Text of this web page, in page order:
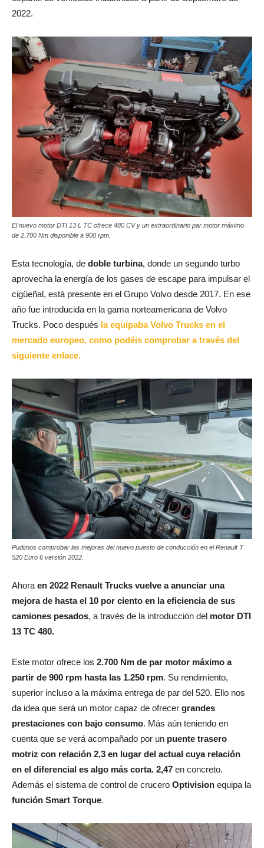
2022.
El nuevo motor DTI 13 L TC ofrece 480 CV y un extraordinario par motor máximo
de 2.700 Nm disponible a 900 rpm.
Esta tecnología, de doble turbina, donde un segundo turbo
aprovecha la energía de los gases de escape para impulsar el
cigüeñal, está presente en el Grupo Volvo desde 2017. En ese
año fue introducida en la gama norteamericana de Volvo
Trucks. Poco después la equipaba Volvo Trucks en el
mercado europeo, como podéis comprobar a través del
siguiente enlace.
Pudimos comprobar las mejoras del nuevo puesto de conducción en el Renault T
520 Euro 6 versión 2022.
Ahora en 2022 Renault Trucks vuelve a anunciar una
mejora de hasta el 10 por ciento en la eficiencia de sus
camiones pesados, a través de la introducción del motor DTI
13 TC 480.
Este motor ofrece los 2.700 Nm de par motor máximo a
partir de 900 rpm hasta las 1.250 rpm. Su rendimiento,
superior incluso a la máxima entrega de par del 520. Ello nos
da idea que será un motor capaz de ofrecer grandes
prestaciones con bajo consumo. Más aún teniendo en
cuenta que se verá acompañado por un puente trasero
motriz con relación 2,3 en lugar del actual cuya relación
en el diferencial es algo más corta. 2,47 en concreto.
Además el sistema de control de crucero Optivision equipa la
función Smart Torque.